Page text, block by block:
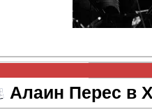
Алаин Перес в